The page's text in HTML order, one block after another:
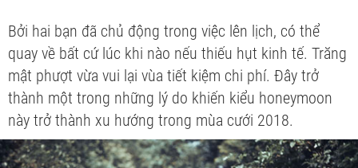
Bởi hai bạn đã chủ động trong việc lên lịch, có thể
quay về bất cứ lúc khi nào nếu thiếu hụt kinh tế. Trăng
mật phượt vừa vui lại vùa tiết kiệm chi phí. Đây trở
thành một trong những lý do khiến kiểu honeymoon
này trở thành xu hướng trong mùa cưới 2018.